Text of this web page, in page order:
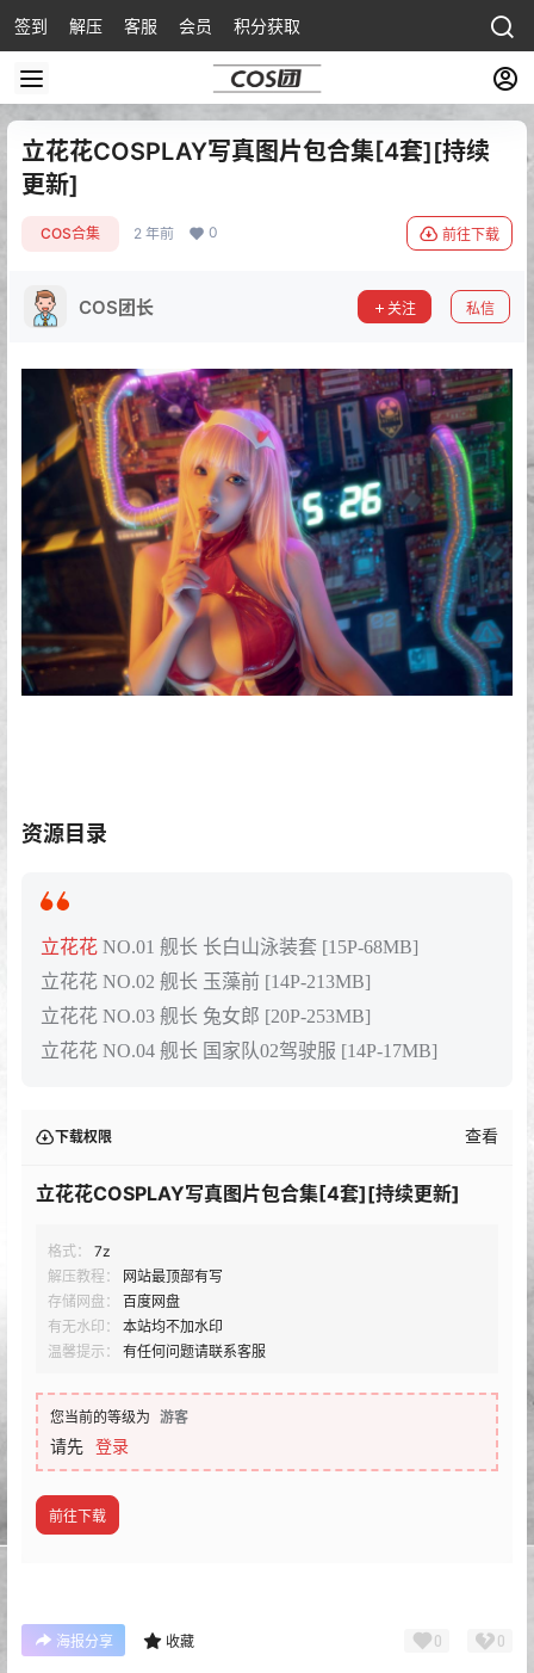
签到 解压 客服 会员 积分获取
立花花COSPLAY写真图片包合集[4套][持续
更新]
COS合集 2 年前 0 前往下载
COS团长 关注 私信
资源目录
立花花 NO.01 舰长 长白山泳装套 [15P-68MB]
立花花 NO.02 舰长 玉藻前 [14P-213MB]
立花花 NO.03 舰长 兔女郎 [20P-253MB]
立花花 NO.04 舰长 国家队02驾驶服 [14P-17MB]
下载权限 查看
立花花COSPLAY写真图片包合集[4套][持续更新]
格式：
7z
解压教程：
网站最顶部有写
存储网盘：
百度网盘
有无水印：
本站均不加水印
温馨提示：
有任何问题请联系客服
您当前的等级为 游客
请先 登录
前往下载
海报分享 收藏 0 0